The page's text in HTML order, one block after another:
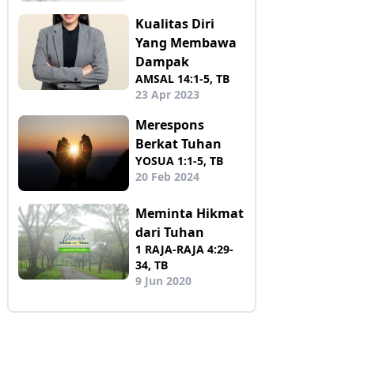
Kualitas Diri
Yang Membawa
Dampak
AMSAL 14:1-5, TB
23 Apr 2023
Merespons
Berkat Tuhan
YOSUA 1:1-5, TB
20 Feb 2024
Meminta Hikmat
dari Tuhan
1 RAJA-RAJA 4:29-
34, TB
9 Jun 2020